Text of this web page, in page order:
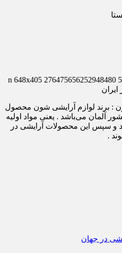
: برند لوازم آرایشی شون محصول
آلمان می‌باشد . یعنی مواد اولیه
و سپس این محصولات آرایشی در
.
در جهان